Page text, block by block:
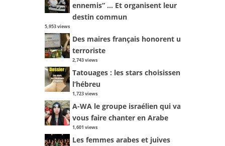
ennemis” … Et organisent leur
destin commun
5,953 views
Des maires français honorent un
terroriste
2,743 views
Tatouages : les stars choisissent
l’hébreu
1,723 views
A-WA le groupe israélien qui va
vous faire chanter en Arabe
1,601 views
Les femmes arabes et juives